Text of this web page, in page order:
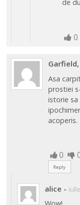
de
0
Asa
prostiei
istorie sa
acoperis.
0
Reply
alice -